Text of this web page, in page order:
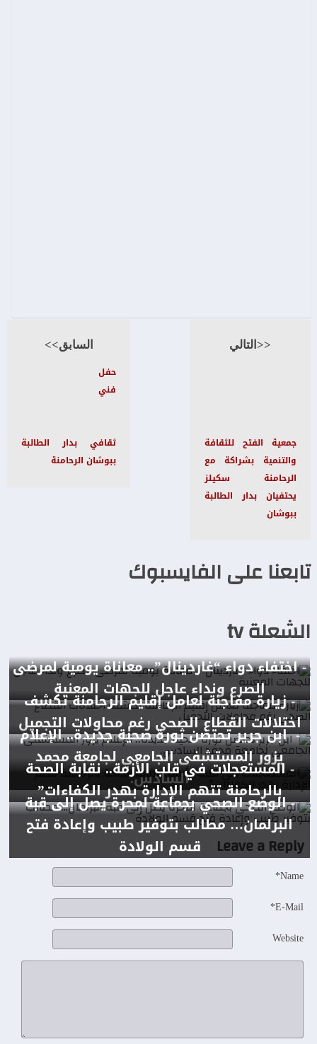
السابق>>
حفل
فني
ثقافي بدار الطالبة
ببوشان الرحامنة
<<التالي
جمعية الفتح للثقافة
والتنمية بشراكة مع
الرحامنة سكيلز
يحتفيان بدار الطالبة
ببوشان
تابعنا على الفايسبوك
الشعلة tv
- اختفاء دواء “غاردينال”.. معاناة يومية لمرضى
الصرع ونداء عاجل للجهات المعنية
- زيارة مفاجئة لعامل إقليم الرحامنة تكشف
اختلالات القطاع الصحي رغم محاولات التجميل
- ابن جرير تحتضن ثورة صحية جديدة.. الإعلام
يزور المستشفى الجامعي لجامعة محمد
السادس.
- المستعجلات في قلب الأزمة.. نقابة الصحة
بالرحامنة تتهم الإدارة بهدر الكفاءات”
- الوضع الصحي بجماعة لمحرة يصل إلى قبة
البرلمان… مطالب بتوفير طبيب وإعادة فتح
قسم الولادة
Leave a Reply
Name*
E-Mail*
Website